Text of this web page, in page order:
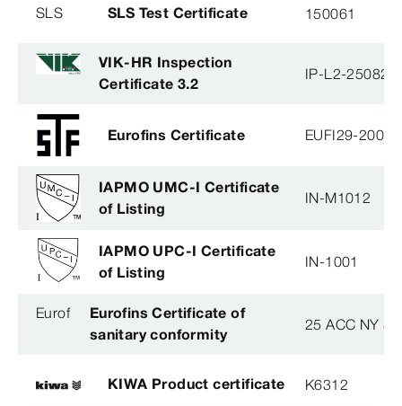
SLS SLS Test Certificate 150061
VIK-HR Inspection
Certificate 3.2
IP-L2-250825
Eurofins Certificate EUFI29-
IAPMO UMC-I Certificate
of Listing
IN-M1012
IAPMO UPC-I Certificate
of Listing
IN-1001
Eurof
Eurofins Certificate of
sanitary conformity
25 ACC NY
KIWA Product certificate K6312